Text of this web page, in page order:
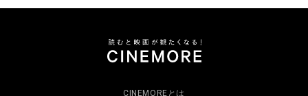
CINEMOREとは